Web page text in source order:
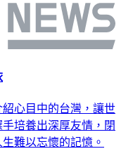
心目中的台灣，讓世
培養出深厚友情，閉
難以忘懷的記憶。